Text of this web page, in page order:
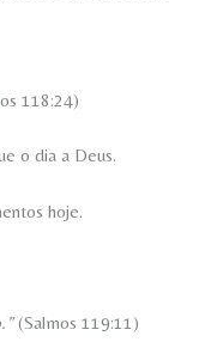
118:24)
o dia a Deus.
hoje.
(Salmos 119:11)